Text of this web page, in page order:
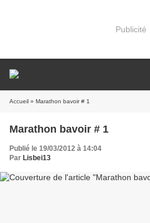
Publicité
Accueil » Marathon bavoir # 1
Marathon bavoir # 1
Publié le 19/03/2012 à 14:04
Par Lisbei13